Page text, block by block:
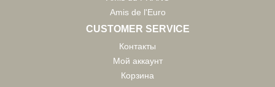
Amis de l'Euro
CUSTOMER SERVICE
Контакты
Мой аккаунт
Корзина